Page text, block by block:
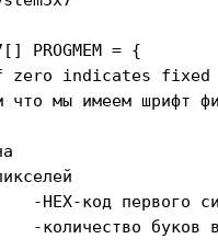
= {
zero indicates
что мы имеем шрифт
-HEX-код первого
-количество буков